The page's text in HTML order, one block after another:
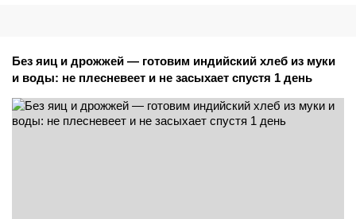
Без яиц и дрожжей — готовим индийский хлеб из муки
и воды: не плесневеет и не засыхает спустя 1 день